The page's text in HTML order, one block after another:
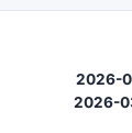
2026-
2026-